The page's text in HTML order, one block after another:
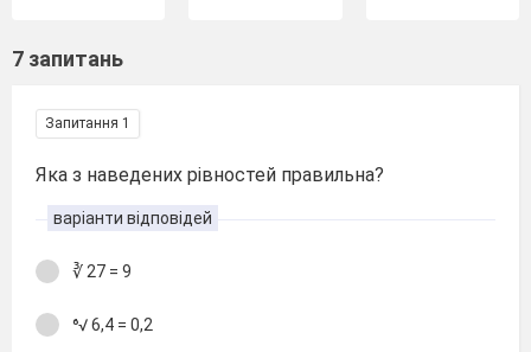
7 запитань
Запитання 1
Яка з наведених рівностей правильна?
варіанти відповідей
∛ 27 = 9
⁶√ 6,4 = 0,2